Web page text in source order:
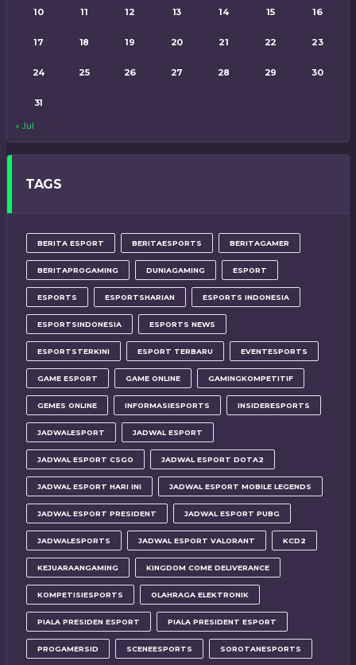
10 11 12 13 14 15 16
17 18 19 20 21 22 23
24 25 26 27 28 29 30
31
« Jul
TAGS
BERITA ESPORT BERITAESPORTS BERITAGAMER
BERITAPROGAMING DUNIAGAMING ESPORT
ESPORTS ESPORTSHARIAN ESPORTS INDONESIA
ESPORTSINDONESIA ESPORTS NEWS
ESPORTSTERKINI ESPORT TERBARU EVENTESPORTS
GAME ESPORT GAME ONLINE GAMINGKOMPETITIF
GEMES ONLINE INFORMASIESPORTS INSIDERESPORTS
JADWALESPORT JADWAL ESPORT
JADWAL ESPORT CSGO JADWAL ESPORT DOTA2
JADWAL ESPORT HARI INI JADWAL ESPORT MOBILE LEGENDS
JADWAL ESPORT PRESIDENT JADWAL ESPORT PUBG
JADWALESPORTS JADWAL ESPORT VALORANT KCD2
KEJUARAANGAMING KINGDOM COME DELIVERANCE
KOMPETISIESPORTS OLAHRAGA ELEKTRONIK
PIALA PRESIDEN ESPORT PIALA PRESIDENT ESPORT
PROGAMERSID SCENEESPORTS SOROTANESPORTS